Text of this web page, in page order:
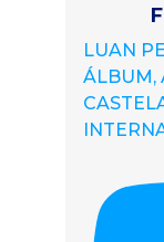
LUAN
ÁLBUM,